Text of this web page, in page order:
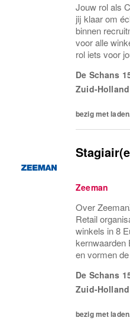
Jouw rol als
jij klaar om
binnen
voor alle
rol iets voor
waaronder de
team ben jij...
De Schans
Zuid-Holland
bezig met
Zeeman
Over
Retail
winkels in 8
kernwaarden
en vormen
het creëren
iedereen zich
De Schans
Zuid-Holland
bezig met